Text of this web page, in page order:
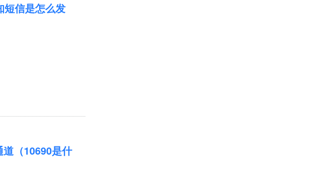
短信是怎么发
（10690是什